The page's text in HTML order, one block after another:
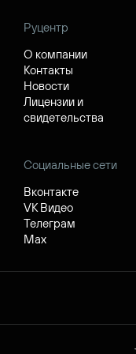
Руцентр
О компании
Контакты
Новости
Лицензии и
свидетельства
Социальные сети
Вконтакте
VK Видео
Телеграм
Max